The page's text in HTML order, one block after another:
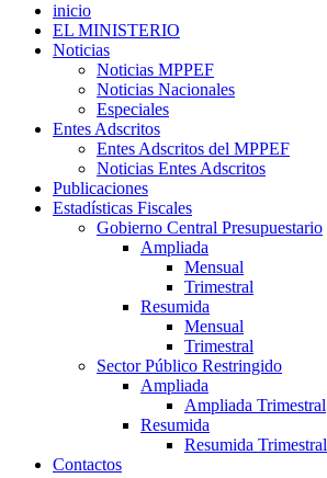
inicio
EL MINISTERIO
Noticias
Noticias MPPEF
Noticias Nacionales
Especiales
Entes Adscritos
Entes Adscritos del MPPEF
Noticias Entes Adscritos
Publicaciones
Estadísticas Fiscales
Gobierno Central Presupuestario
Ampliada
Mensual
Trimestral
Resumida
Mensual
Trimestral
Sector Público Restringido
Ampliada
Ampliada Trimestral
Resumida
Resumida Trimestral
Contactos